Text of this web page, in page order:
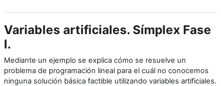
Variables artificiales. Símplex Fase
I.
Mediante un ejemplo se explica cómo se resuelve un
problema de programación lineal para el cuál no conocemos
ninguna solución básica factible utilizando variables artificiales.